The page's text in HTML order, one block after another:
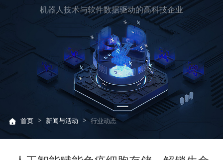
机器人技术与软件数据驱动的高科技企业
首页 > 新闻与活动 > 行业动态